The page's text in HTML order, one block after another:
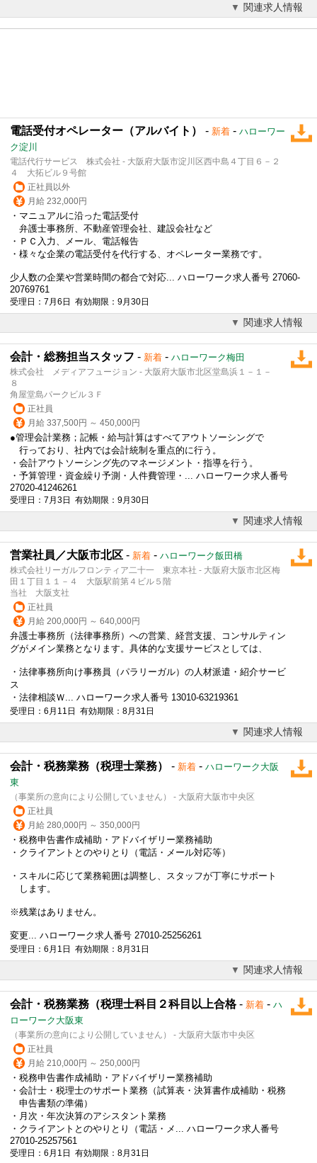
関連求人情報
電話受付オペレーター（アルバイト） - 新着 - ハローワー
ク淀川
電話代行サービス 株式会社 - 大阪府大阪市淀川区西中島４丁目６－２
４ 大拓ビル９号館
正社員以外
月給 232,000円
・マニュアルに沿った電話受付
弁護士事務所 、不動産管理会社、建設会社など
・ＰＣ入力、メール、電話報告
・様々な企業の電話受付を代行する、オペレーター業務です。
少人数の企業や営業時間の都合で対応... ハローワーク求人番号 27060-
20769761
受理日：7月6日 有効期限：9月30日
関連求人情報
会計・総務担当スタッフ - 新着 - ハローワーク梅田
株式会社 メディアフュージョン - 大阪府大阪市北区堂島浜１－１－
８
角屋堂島パークビル３Ｆ
正社員
月給 337,500円 ～ 450,000円
●管理会計業務；記帳・給与計算はすべてアウトソーシングで
行っており、社内では会計統制を重点的に行う。
・会計アウトソーシング先のマネージメント・指導を行う。
・予算管理・資金繰り予測・人件費管理・... ハローワーク求人番号
27020-41246261
受理日：7月3日 有効期限：9月30日
関連求人情報
営業社員／大阪市北区 - 新着 - ハローワーク飯田橋
株式会社リーガルフロンティア二十一 東京本社 - 大阪府大阪市北区梅
田１丁目１１－４ 大阪駅前第４ビル５階
当社 大阪支社
正社員
月給 200,000円 ～ 640,000円
弁護士事務所 （法律事務所）への営業、経営支援、コンサルティン
グがメイン業務となります。具体的な支援サービスとしては、
・法律事務所向け事務員（パラリーガル）の人材派遣・紹介サービ
ス
・法律相談Ｗ... ハローワーク求人番号 13010-63219361
受理日：6月11日 有効期限：8月31日
関連求人情報
会計・税務業務（税理士業務） - 新着 - ハローワーク大阪
東
（事業所の意向により公開していません） - 大阪府大阪市中央区
正社員
月給 280,000円 ～ 350,000円
・税務申告書作成補助・アドバイザリー業務補助
・クライアントとのやりとり（電話・メール対応等）
・スキルに応じて業務範囲は調整し、スタッフが丁寧にサポート
します。
※残業はありません。
変更... ハローワーク求人番号 27010-25256261
受理日：6月1日 有効期限：8月31日
関連求人情報
会計・税務業務（税理士科目２科目以上合格- 新着 - ハ
ローワーク大阪東
（事業所の意向により公開していません） - 大阪府大阪市中央区
正社員
月給 210,000円 ～ 250,000円
・税務申告書作成補助・アドバイザリー業務補助
・会計士・税理士のサポート業務（試算表・決算書作成補助・税務
申告書類の準備）
・月次・年次決算のアシスタント業務
・クライアントとのやりとり（電話・メ... ハローワーク求人番号
27010-25257561
受理日：6月1日 有効期限：8月31日